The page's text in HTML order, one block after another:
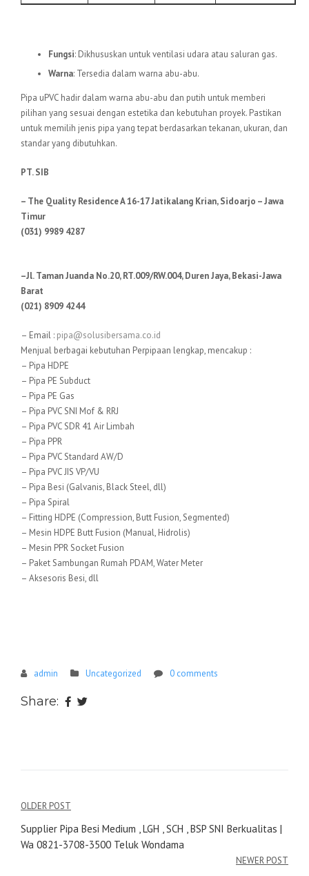
Fungsi: Dikhususkan untuk ventilasi udara atau saluran gas.
Warna: Tersedia dalam warna abu-abu.
Pipa uPVC hadir dalam warna abu-abu dan putih untuk memberi
pilihan yang sesuai dengan estetika dan kebutuhan proyek. Pastikan
untuk memilih jenis pipa yang tepat berdasarkan tekanan, ukuran, dan
standar yang dibutuhkan.
PT. SIB
– The Quality Residence A 16-17 Jatikalang Krian, Sidoarjo – Jawa
Timur
(031) 9989 4287
–Jl. Taman Juanda No.20, RT.009/RW.004, Duren Jaya, Bekasi-Jawa
Barat
(021) 8909 4244
– Email : pipa@solusibersama.co.id
Menjual berbagai kebutuhan Perpipaan lengkap, mencakup :
– Pipa HDPE
– Pipa PE Subduct
– Pipa PE Gas
– Pipa PVC SNI Mof & RRJ
– Pipa PVC SDR 41 Air Limbah
– Pipa PPR
– Pipa PVC Standard AW/D
– Pipa PVC JIS VP/VU
– Pipa Besi (Galvanis, Black Steel, dll)
– Pipa Spiral
– Fitting HDPE (Compression, Butt Fusion, Segmented)
– Mesin HDPE Butt Fusion (Manual, Hidrolis)
– Mesin PPR Socket Fusion
– Paket Sambungan Rumah PDAM, Water Meter
– Aksesoris Besi, dll
admin Uncategorized 0 comments
Share:
Navigasi
pos
OLDER POST
Supplier Pipa Besi Medium , LGH , SCH , BSP SNI Berkualitas |
Wa 0821-3708-3500 Teluk Wondama
NEWER POST